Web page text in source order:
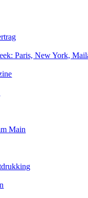
Paris, New York,
Main